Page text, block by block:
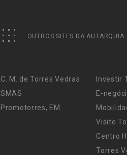
OUTROS SITES DA AUTARQUIA
C. M. de Torres Vedras
SMAS
Promotorres, EM
Investir
E-
Visite
Centro
Torres